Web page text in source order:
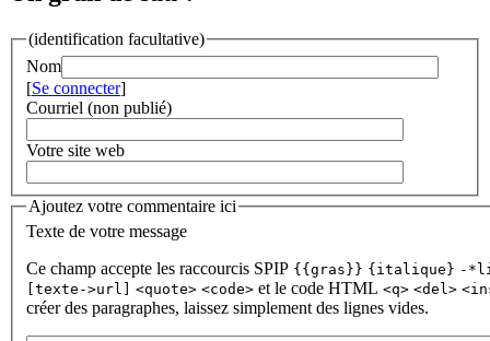
(identification facultative)
Nom
[Se connecter]
Courriel (non publié)
Votre site web
Ajoutez votre commentaire ici
Texte de votre message
Ce champ accepte les raccourcis SPIP {{gras}} {italique} -
[texte->url]
<quote> <code> et le code HTML <q> <del>
créer des paragraphes, laissez simplement des lignes vides.